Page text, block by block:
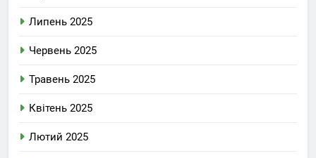
Липень 2025
Червень 2025
Травень 2025
Квітень 2025
Лютий 2025